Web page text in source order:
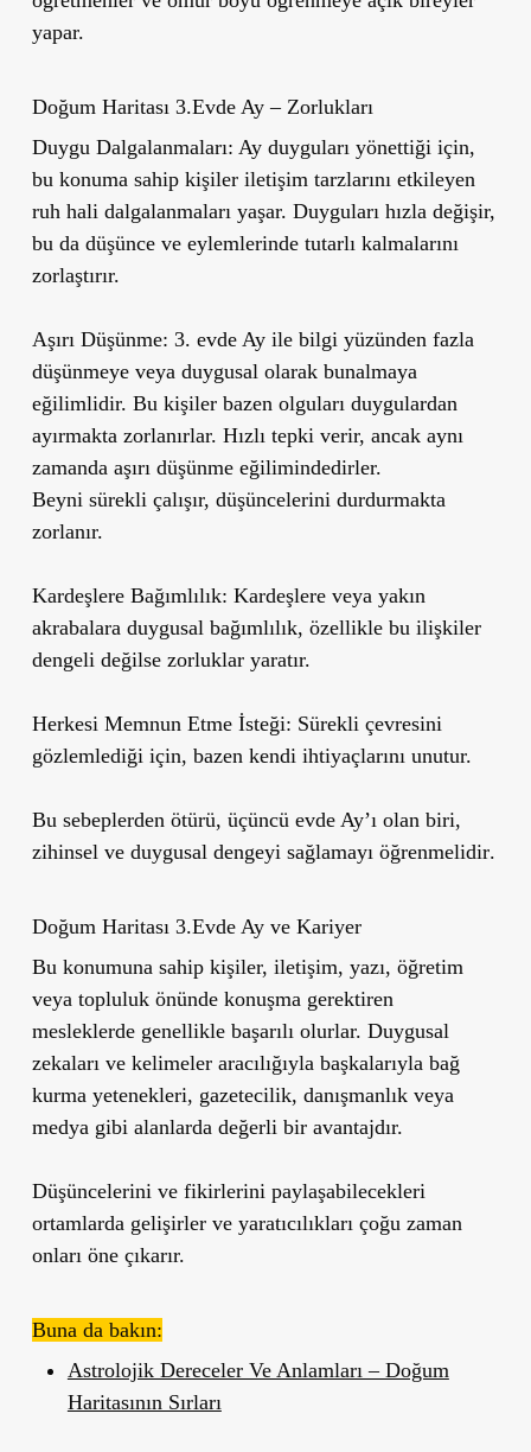
yapar.
Doğum Haritası 3.Evde Ay – Zorlukları
Duygu Dalgalanmaları: Ay duyguları yönettiği için,
bu konuma sahip kişiler iletişim tarzlarını etkileyen
ruh hali dalgalanmaları yaşar. Duyguları hızla değişir,
bu da düşünce ve eylemlerinde tutarlı kalmalarını
zorlaştırır.
Aşırı Düşünme: 3. evde Ay ile bilgi yüzünden fazla
düşünmeye veya duygusal olarak bunalmaya
eğilimlidir. Bu kişiler bazen olguları duygulardan
ayırmakta zorlanırlar. Hızlı tepki verir, ancak aynı
zamanda aşırı düşünme eğilimindedirler.
Beyni sürekli çalışır, düşüncelerini durdurmakta
zorlanır.
Kardeşlere Bağımlılık: Kardeşlere veya yakın
akrabalara duygusal bağımlılık, özellikle bu ilişkiler
dengeli değilse zorluklar yaratır.
Herkesi Memnun Etme İsteği: Sürekli çevresini
gözlemlediği için, bazen kendi ihtiyaçlarını unutur.
Bu sebeplerden ötürü, üçüncü evde Ay’ı olan biri,
zihinsel ve duygusal dengeyi sağlamayı öğrenmelidir.
Doğum Haritası 3.Evde Ay ve Kariyer
Bu konumuna sahip kişiler, iletişim, yazı, öğretim
veya topluluk önünde konuşma gerektiren
mesleklerde genellikle başarılı olurlar. Duygusal
zekaları ve kelimeler aracılığıyla başkalarıyla bağ
kurma yetenekleri, gazetecilik, danışmanlık veya
medya gibi alanlarda değerli bir avantajdır.
Düşüncelerini ve fikirlerini paylaşabilecekleri
ortamlarda gelişirler ve yaratıcılıkları çoğu zaman
onları öne çıkarır.
Buna da bakın:
Astrolojik Dereceler Ve Anlamları – Doğum
Haritasının Sırları